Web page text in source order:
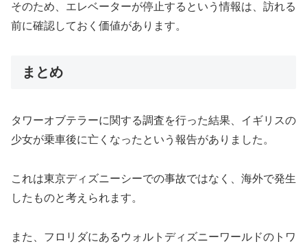
そのため、エレベーターが停止するという情報は、訪れる
前に確認しておく価値があります。
まとめ
タワーオブテラーに関する調査を行った結果、イギリスの
少女が乗車後に亡くなったという報告がありました。
これは東京ディズニーシーでの事故ではなく、海外で発生
したものと考えられます。
また、フロリダにあるウォルトディズニーワールドのトワ